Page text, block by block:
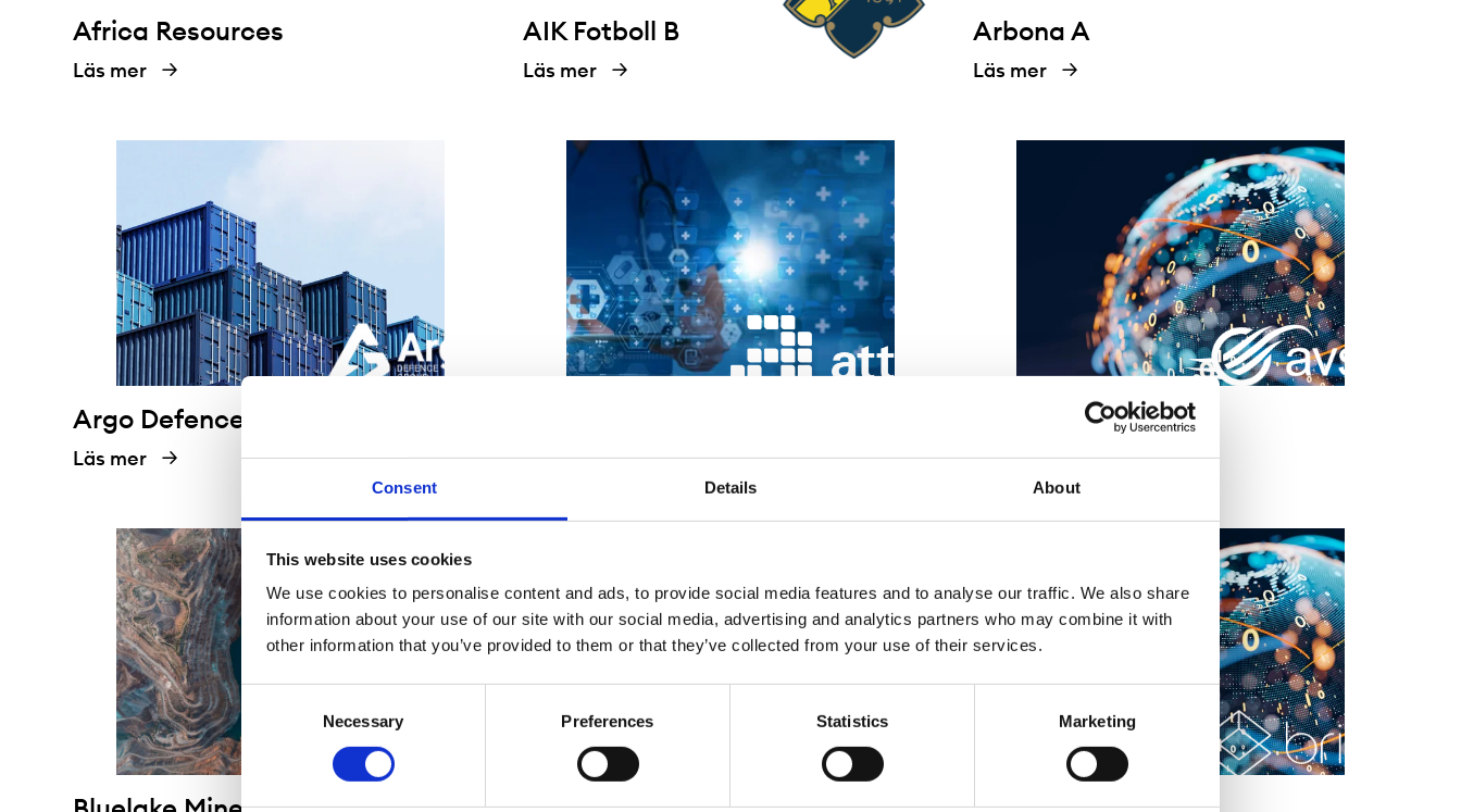
Consent Details About
This website uses cookies
We use cookies to personalise content and ads, to provide social media features and to analyse our traffic. We also share
information about your use of our site with our social media, advertising and analytics partners who may combine it with
other information that you’ve provided to them or that they’ve collected from your use of their services.
Necessary Preferences Statistics Marketing
Africa Resources
Läs mer
AIK Fotboll B
Läs mer
Arbona A
Läs mer
Argo Defence Group
Läs mer Läs mer
Avsalt Group
Läs mer